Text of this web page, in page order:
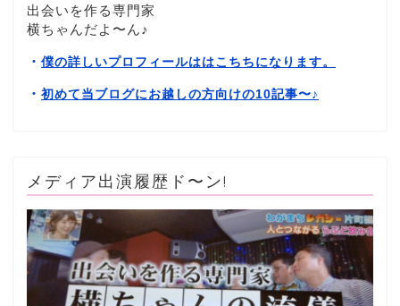
出会いを作る専門家
横ちゃんだよ〜ん♪
・ 僕の詳しいプロフィールははこちちになります。
・ 初めて当ブログにお越しの方向けの10記事〜♪
メディア出演履歴ド〜ン!